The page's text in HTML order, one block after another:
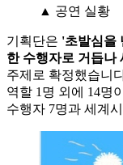
▲ 공연 실황
기획단은 '초발심을
한 수행자로 거듭나
주제로 확정했습니
역할 1명 외에 14명
수행자 7명과 세계